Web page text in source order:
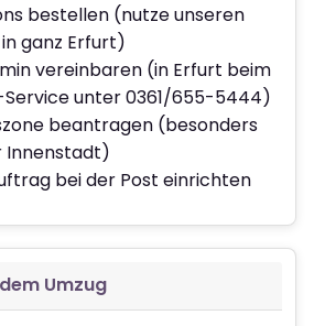
bestellen (nutze unseren
ganz Erfurt)
vereinbaren (in Erfurt beim
Service unter 0361/655-5444)
beantragen (besonders
Innenstadt)
bei der Post einrichten
Umzug